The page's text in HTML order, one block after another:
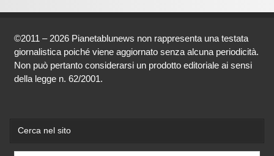
©2011 – 2026 Pianetablunews non rappresenta una testata
giornalistica poiché viene aggiornato senza alcuna periodicità.
Non può pertanto considerarsi un prodotto editoriale ai sensi
della legge n. 62/2001.
Cerca nel sito